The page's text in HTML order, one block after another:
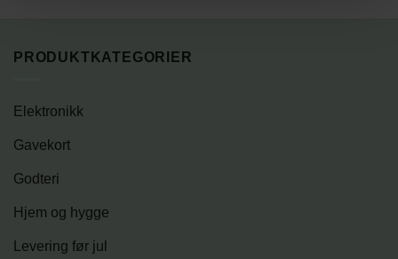
PRODUKTKATEGORIER
Elektronikk
Gavekort
Godteri
Hjem og hygge
Levering før jul